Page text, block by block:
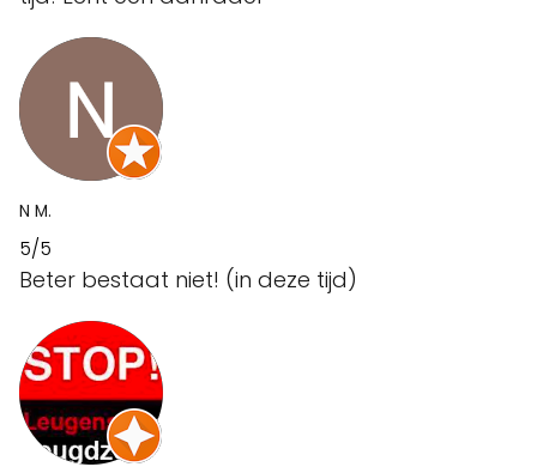
N M.
5/5
Beter bestaat niet! (in deze tijd)